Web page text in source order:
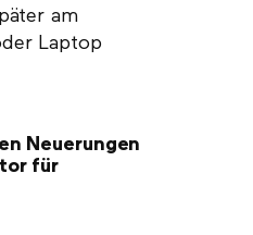
am
Laptop
Neuerungen
für